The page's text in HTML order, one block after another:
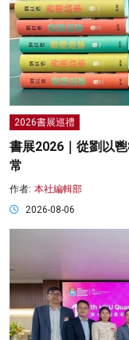
2026書展巡禮
書展2026｜從劉以
常
作者: 本社編輯部
2026-08-06